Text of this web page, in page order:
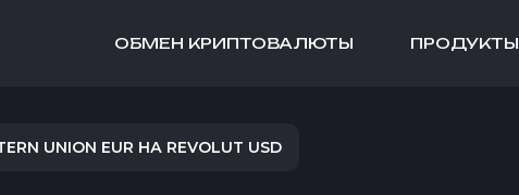
ОБМЕН КРИПТОВАЛЮТЫ ПРОДУКТЫ
UNION EUR НА REVOLUT USD